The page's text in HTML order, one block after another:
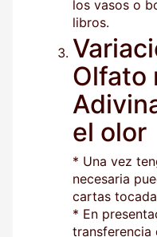
los vasos o
libros.
Olfato
el olor
* Una vez
necesaria
cartas
* En
transferencia